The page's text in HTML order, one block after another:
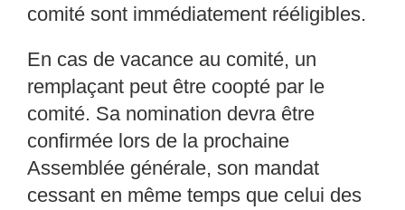
comité sont immédiatement rééligibles.
En cas de vacance au comité, un
remplaçant peut être coopté par le
comité. Sa nomination devra être
confirmée lors de la prochaine
Assemblée générale, son mandat
cessant en même temps que celui des